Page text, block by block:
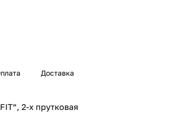
Доставка
2-х прутковая